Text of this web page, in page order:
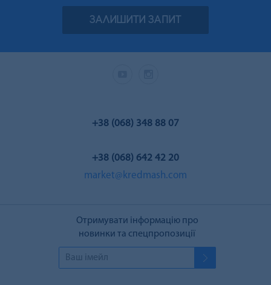
ЗАЛИШИТИ ЗАПИТ
+38 (068) 348 88 07
+38 (068) 642 42 20
market@kredmash.com
Отримувати інформацію про
новинки та спецпропозиції